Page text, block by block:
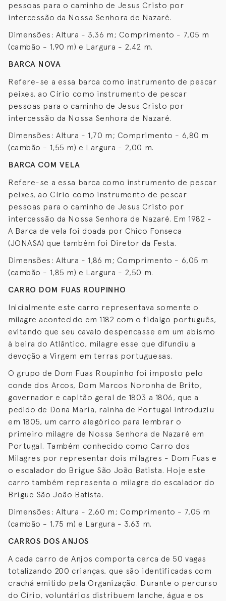
pessoas para o caminho de Jesus Cristo por
intercessão da Nossa Senhora de Nazaré.
Dimensões: Altura - 3,36 m; Comprimento - 7,05 m
(cambão - 1,90 m) e Largura - 2,42 m.
BARCA NOVA
Refere-se a essa barca como instrumento de pescar
peixes, ao Círio como instrumento de pescar
pessoas para o caminho de Jesus Cristo por
intercessão da Nossa Senhora de Nazaré.
Dimensões: Altura - 1,70 m; Comprimento - 6,80 m
(cambão - 1,55 m) e Largura - 2,00 m.
BARCA COM VELA
Refere-se a essa barca como instrumento de pescar
peixes, ao Círio como instrumento de pescar
pessoas para o caminho de Jesus Cristo por
intercessão da Nossa Senhora de Nazaré. Em 1982 -
A Barca de vela foi doada por Chico Fonseca
(JONASA) que também foi Diretor da Festa.
Dimensões: Altura - 1,86 m; Comprimento - 6,05 m
(cambão - 1,85 m) e Largura - 2,50 m.
CARRO DOM FUAS ROUPINHO
Inicialmente este carro representava somente o
milagre acontecido em 1182 com o fidalgo português,
evitando que seu cavalo despencasse em um abismo
à beira do Atlântico, milagre esse que difundiu a
devoção a Virgem em terras portuguesas.
O grupo de Dom Fuas Roupinho foi imposto pelo
conde dos Arcos, Dom Marcos Noronha de Brito,
governador e capitão geral de 1803 a 1806, que a
pedido de Dona Maria, rainha de Portugal introduziu
em 1805, um carro alegórico para lembrar o
primeiro milagre de Nossa Senhora de Nazaré em
Portugal. Também conhecido como Carro dos
Milagres por representar dois milagres - Dom Fuas e
o escalador do Brigue São João Batista. Hoje este
carro também representa o milagre do escalador do
Brigue São João Batista.
Dimensões: Altura - 2,60 m; Comprimento - 7,05 m
(cambão - 1,75 m) e Largura - 3.63 m.
CARROS DOS ANJOS
A cada carro de Anjos comporta cerca de 50 vagas
totalizando 200 crianças, que são identificadas com
crachá emitido pela Organização. Durante o percurso
do Círio, voluntários distribuem lanche, água e os